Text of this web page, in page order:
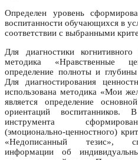
Определен уровень
воспитанности обучающихся в
соответствии с выбранными
Для диагностики
методика «Нравственные
определение полноты и
Для диагностирования
использована методика «Мои
является определение
ориентаций воспитанников. В
инструмента
(эмоционально-ценностного)
«Недописанный тезис»,
информации об